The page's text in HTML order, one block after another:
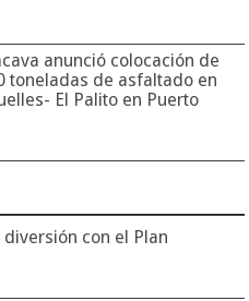
anunció colocación de
toneladas de asfaltado en
El Palito en Puerto
con el Plan